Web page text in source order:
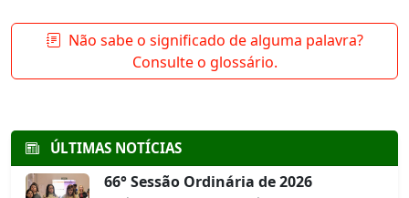
Não sabe o significado de alguma palavra?
Consulte o glossário.
ÚLTIMAS NOTÍCIAS
66° Sessão Ordinária de 2026